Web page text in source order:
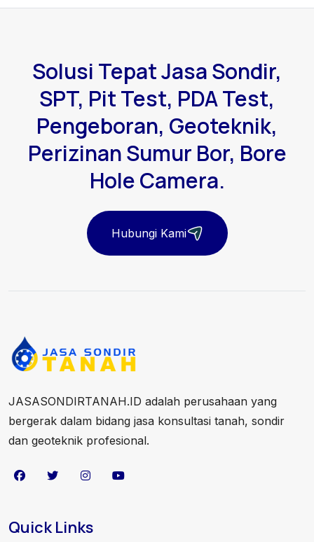
Solusi Tepat Jasa Sondir,
SPT, Pit Test, PDA Test,
Pengeboran, Geoteknik,
Perizinan Sumur Bor, Bore
Hole Camera.
Hubungi Kami
JASASONDIRTANAH.ID adalah perusahaan yang
bergerak dalam bidang jasa konsultasi tanah, sondir
dan geoteknik profesional.
Quick Links